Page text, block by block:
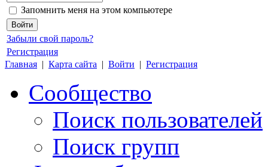
Запомнить меня на этом компьютере
Забыли свой пароль?
Регистрация
Главная | Карта сайта | Войти | Регистрация
Сообщество
Поиск пользователей
Поиск групп